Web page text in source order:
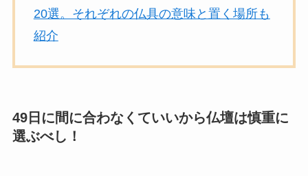
20選。それぞれの仏具の意味と置く場所も
紹介
49日に間に合わなくていいから仏壇は慎重に
選ぶべし！